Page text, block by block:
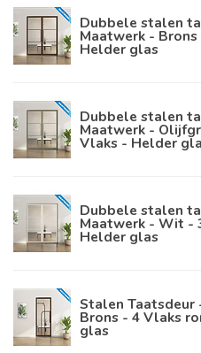
Dubbele stalen
Maatwerk -
Helder glas
Dubbele stalen
Maatwerk -
Vlaks - Helder
Dubbele stalen
Maatwerk - Wit -
Helder glas
Stalen Taatsdeur
Brons - 4 Vlaks
glas